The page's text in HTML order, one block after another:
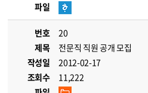
파일
번호
20
제목
전문직 직원 공개 모집
작성일
2012-02-17
조회수
11,222